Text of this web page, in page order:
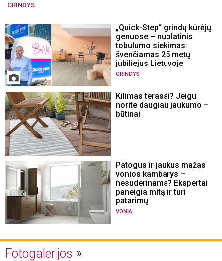
GRINDYS
„Quick-Step“ grindų kūrėjų
genuose – nuolatinis
tobulumo siekimas:
švenčiamas 25 metų
jubiliejus Lietuvoje
GRINDYS
Kilimas terasai? Jeigu
norite daugiau jaukumo –
būtinai
Patogus ir jaukus mažas
vonios kambarys –
nesuderinama? Ekspertai
paneigia mitą ir turi
patarimų
VONIA
Fotogalerijos